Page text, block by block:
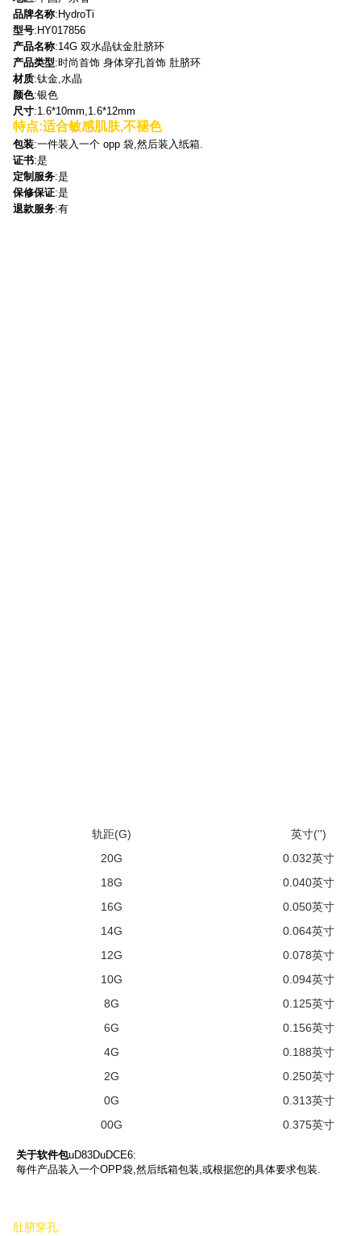
品牌名称:HydroTi
型号:HY017856
产品名称:14G 双水晶钛金肚脐环
产品类型:时尚首饰 身体穿孔首饰 肚脐环
材质:钛金,水晶
颜色:银色
尺寸:1.6*10mm,1.6*12mm
特点:适合敏感肌肤,不褪色
包装:一件装入一个 opp 袋,然后装入纸箱.
证书:是
定制服务:是
保修保证:是
退款服务:有
轨距(G)
英寸('')
20G
0.032英寸
18G
0.040英寸
16G
0.050英寸
14G
0.064英寸
12G
0.078英寸
10G
0.094英寸
8G
0.125英寸
6G
0.156英寸
4G
0.188英寸
2G
0.250英寸
0G
0.313英寸
00G
0.375英寸
关于软件包uD83DuDCE6:
每件产品装入一个OPP袋,然后纸箱包装,或根据您的具体要求包装.
肚脐穿孔: